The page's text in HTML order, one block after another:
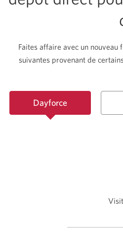
Faites affaire avec un
suivantes provenant de
Dayforce